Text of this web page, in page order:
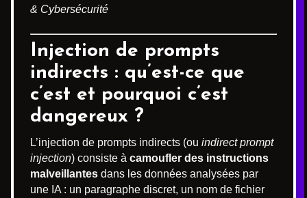
& Cybersécurité
Injection de prompts
indirects : qu’est-ce que
c’est et pourquoi c’est
dangereux ?
L’injection de prompts indirects (ou indirect prompt
injection) consiste à camoufler des instructions
malveillantes dans les données analysées par
une IA : un paragraphe discret, un nom de fichier